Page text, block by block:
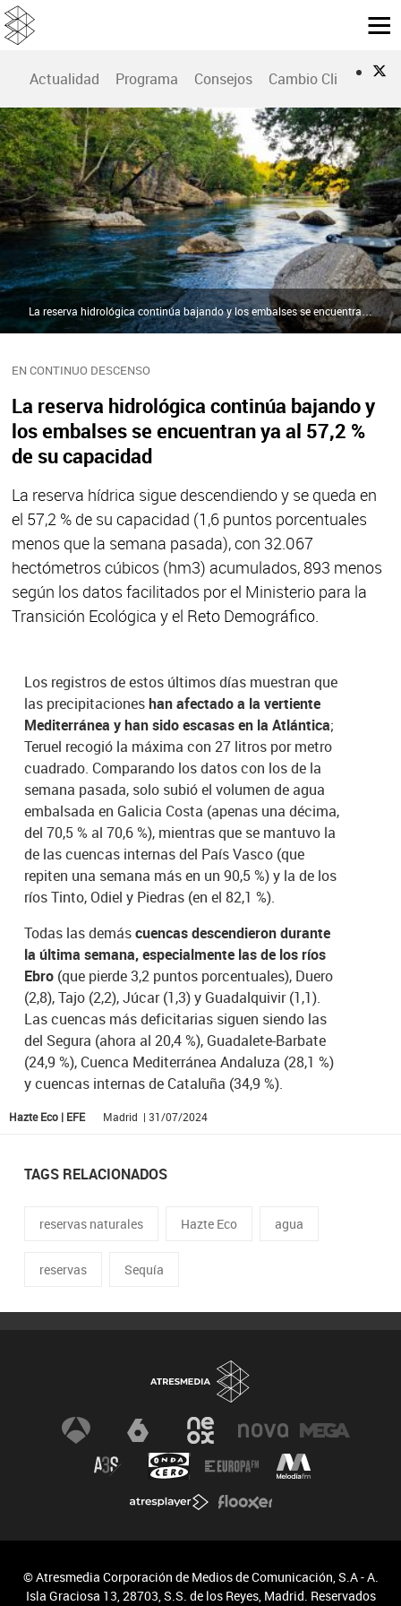
Actualidad Programa Consejos Cambio Climático
EN CONTINUO DESCENSO
La reserva hidrológica continúa bajando y
los embalses se encuentran ya al 57,2 %
de su capacidad
La reserva hídrica sigue descendiendo y se queda en
el 57,2 % de su capacidad (1,6 puntos porcentuales
menos que la semana pasada), con 32.067
hectómetros cúbicos (hm3) acumulados, 893 menos
según los datos facilitados por el Ministerio para la
Transición Ecológica y el Reto Demográfico.
La reserva hidrológica continúa bajando y los embalses se encuentran ya al 57,2 % de su capacidad | Pexels
Los registros de estos últimos días muestran que
las precipitacioneshan afectado a la vertiente
Mediterránea y han sido escasas en la Atlántica;
Teruel recogió la máxima con 27 litros por metro
cuadrado. Comparando los datos con los de la
semana pasada, solo subió el volumen de agua
embalsada en Galicia Costa (apenas una décima,
del 70,5 % al 70,6 %), mientras que se mantuvo la
de las cuencas internas del País Vasco (que
repiten una semana más en un 90,5 %) y la de los
ríos Tinto, Odiel y Piedras (en el 82,1 %).
Todas las demáscuencas descendieron durante
la última semana, especialmente las de los ríos
Ebro (que pierde 3,2 puntos porcentuales), Duero
(2,8), Tajo (2,2), Júcar (1,3) y Guadalquivir (1,1).
Las cuencas más deficitarias siguen siendo las
del Segura (ahora al 20,4 %), Guadalete-Barbate
(24,9 %), Cuenca Mediterránea Andaluza (28,1 %)
y cuencas internas de Cataluña (34,9 %).
Hazte Eco | EFE Madrid | 31/07/2024
TAGS RELACIONADOS
reservas naturales Hazte Eco agua
reservas Sequía
© Atresmedia Corporación de Medios de Comunicación, S.A - A.
Isla Graciosa 13, 28703, S.S. de los Reyes, Madrid. Reservados